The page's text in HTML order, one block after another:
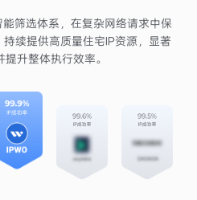
筛选体系，在复杂网络请求中保
续提供高质量住宅IP资源，显著
升整体执行效率。